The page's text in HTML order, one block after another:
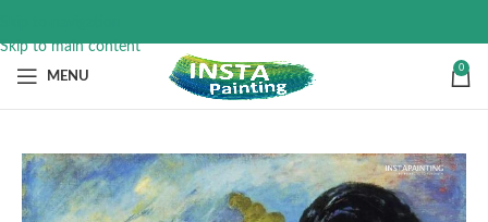
Skip to main content
MENU
0